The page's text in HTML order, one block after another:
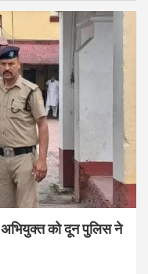
अभियुक्त को दून पुलिस ने